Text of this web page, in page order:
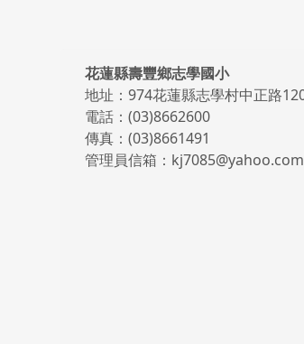
頁尾區域內容
花蓮縣壽豐鄉志學國小
地址：974花蓮縣志學村中正路
電話：(03)8662600
傳真：(03)8661491
管理員信箱：